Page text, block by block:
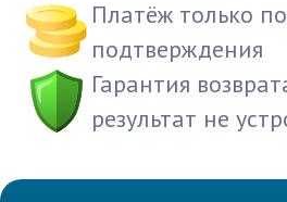
Платёж только
подтверждения
Гарантия
результат не